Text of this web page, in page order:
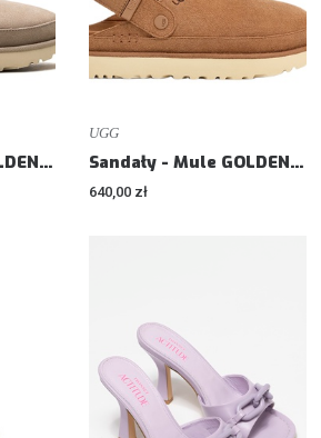
Sandały - Mule GOLDENSTAR CLOG
UGG
Sandały - Mule GOLDENSTAR CLOG
640,00 zł